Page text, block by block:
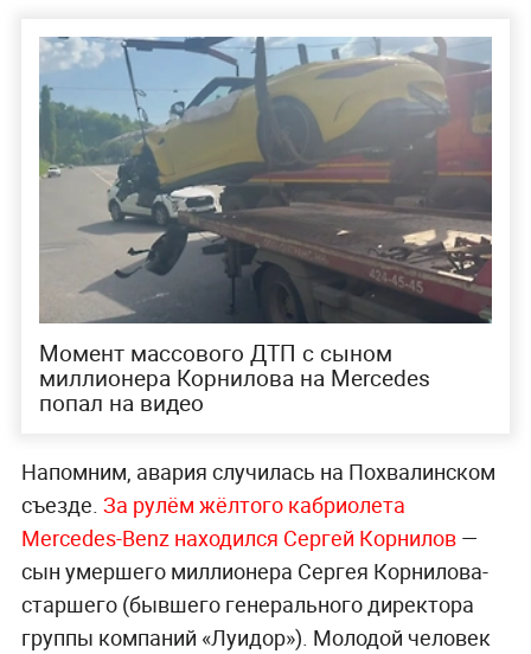
Момент массового ДТП с сыном
миллионера Корнилова на Mercedes
попал на видео
Напомним, авария случилась на Похвалинском
съезде. За рулём жёлтого кабриолета
Mercedes-Benz находился Сергей Корнилов—
сын умершего миллионера Сергея Корнилова-
старшего (бывшего генерального директора
группы компаний «Луидор»). Молодой человек